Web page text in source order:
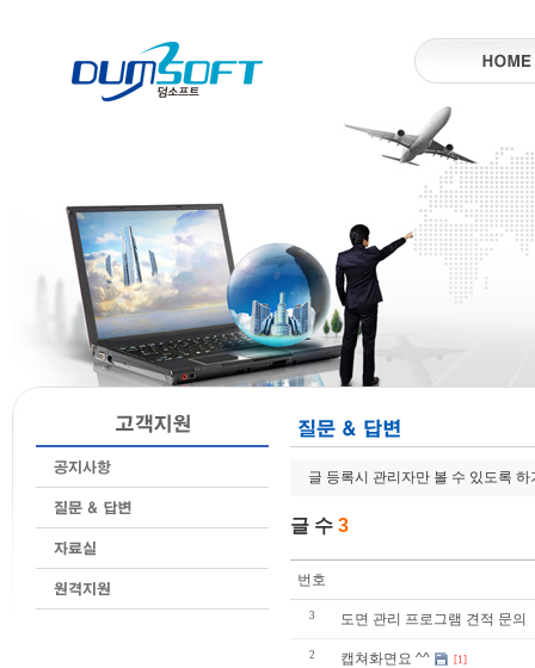
글 등록시 관리자만 볼 수 있도록
글 수 3
번호
3 도면 관리 프로그램 견적 문의
2 캡쳐화면요 ^^ [1]